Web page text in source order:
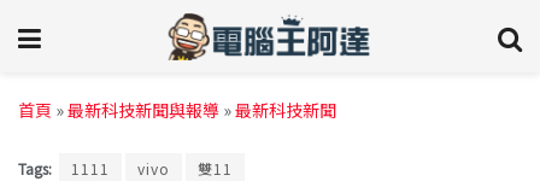
首頁 »最新科技新聞與報導 »最新科技新聞
Tags: 1111 vivo 雙11